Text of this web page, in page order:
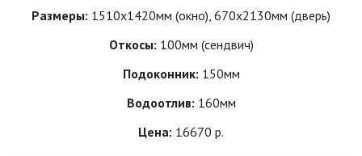
Размеры: 1510х1420мм (окно), 670х2130мм (дверь)
Откосы: 100мм (сендвич)
Подоконник: 150мм
Водоотлив: 160мм
Цена: 16670 р.